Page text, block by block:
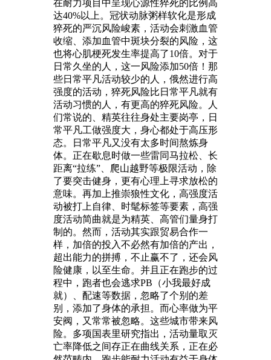
在耐力项目中呈现心源性猝死的比例高
达40%以上。冠状动脉粥样软化是形成
猝死的严沉风险峻素，活动会刺激血管
收缩、添加血管中斑块分裂的风险，这
也将心肌梗死发生率提高了10倍。对于
日常久坐的人，这一风险添加50倍！那
些日常平凡活动较少的人，俄然进行高
强度的活动，猝死风险比日常平凡就有
活动习惯的人，有更高的猝死风险。人
们常说的、精英往往身处主要岗亭，日
常平凡工做强度大，身心都处于高压形
态。日常平凡又没有太多时间熬炼身
体。正在歇息时做一些雷同马拉松、长
距离“拉练”、爬山越野等极限活动，除
了要突击健身，更有心理上寻求放松的
意味。再加上推崇狼性文化，高强度活
动被打上自律、时髦标签等要素，高强
度活动简曲就是为精英、高管们量身打
制的。然而，活动其实跟贸易合作一
样，加倍的投入不必然有加倍的产出，
超出能力的拼搏，不止赢不了，还会风
险健康，以至生命。并且正在跑步的过
程中，跑者也会逃求PB（小我最好成
就）、配速等数据，忽略了个别的差
别，添加了身体的承担。而心率做为平
安阀，又常常被忽略。这些城市带来风
险。多项国表里研究指出，活动量取灭
亡率降低之间存正在曲线关系，正在必